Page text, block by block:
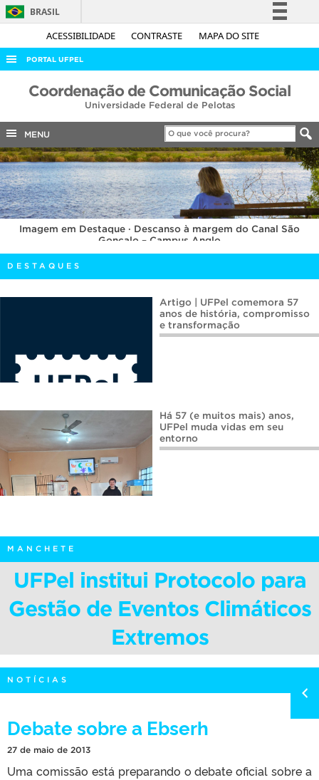
ACESSIBILIDADE CONTRASTE MAPA DO SITE
BRASIL
Simplifique!
Acesso à informação
Legislação
Canais
PORTAL UFPEL
ACESSO À INFORMAÇÃO
COBALTO
CONCURSOS
EDITAIS
INTERNACIONAL
OUVIDORIA
PORTARIAS
Coordenação de Comunicação Social
Universidade Federal de Pelotas
MENU
Imagem em Destaque · Descanso à margem do Canal São
Gonçalo – Campus Anglo
DESTAQUES
Artigo | UFPel comemora 57
anos de história, compromisso
e transformação
Há 57 (e muitos mais) anos,
UFPel muda vidas em seu
entorno
MANCHETE
UFPel institui Protocolo para
Gestão de Eventos Climáticos
Extremos
NOTÍCIAS
Debate sobre a Ebserh
27 de maio de 2013
Uma comissão está preparando o debate oficial sobre a